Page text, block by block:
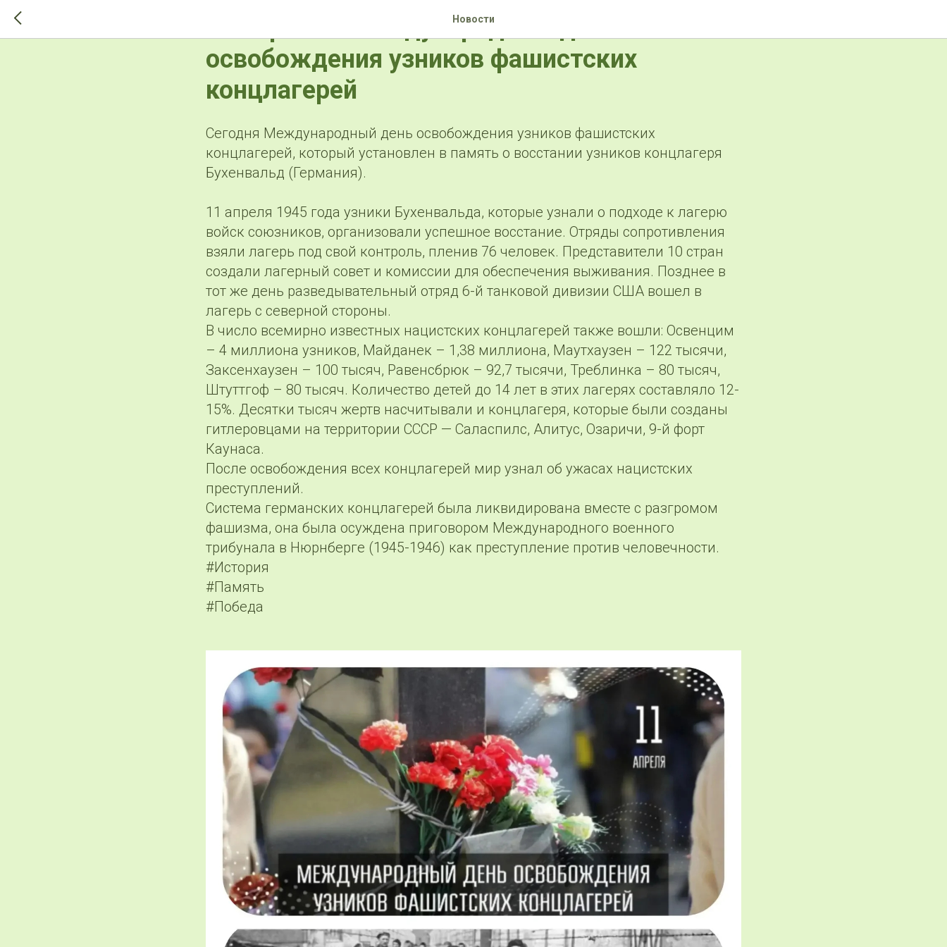
Новости
11 апреля - Международный день
освобождения узников фашистских
концлагерей
Сегодня Международный день освобождения узников фашистских
концлагерей, который установлен в память о восстании узников концлагеря
Бухенвальд (Германия).
11 апреля 1945 года узники Бухенвальда, которые узнали о подходе к лагерю
войск союзников, организовали успешное восстание. Отряды сопротивления
взяли лагерь под свой контроль, пленив 76 человек. Представители 10 стран
создали лагерный совет и комиссии для обеспечения выживания. Позднее в
тот же день разведывательный отряд 6-й танковой дивизии США вошел в
лагерь с северной стороны.
В число всемирно известных нацистских концлагерей также вошли: Освенцим
– 4 миллиона узников, Майданек – 1,38 миллиона, Маутхаузен – 122 тысячи,
Заксенхаузен – 100 тысяч, Равенсбрюк – 92,7 тысячи, Треблинка – 80 тысяч,
Штуттгоф – 80 тысяч. Количество детей до 14 лет в этих лагерях составляло 12-
15%. Десятки тысяч жертв насчитывали и концлагеря, которые были созданы
гитлеровцами на территории СССР — Саласпилс, Алитус, Озаричи, 9-й форт
Каунаса.
После освобождения всех концлагерей мир узнал об ужасах нацистских
преступлений.
Система германских концлагерей была ликвидирована вместе с разгромом
фашизма, она была осуждена приговором Международного военного
трибунала в Нюрнберге (1945-1946) как преступление против человечности.
#История
#Память
#Победа